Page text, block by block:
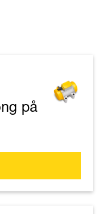
på